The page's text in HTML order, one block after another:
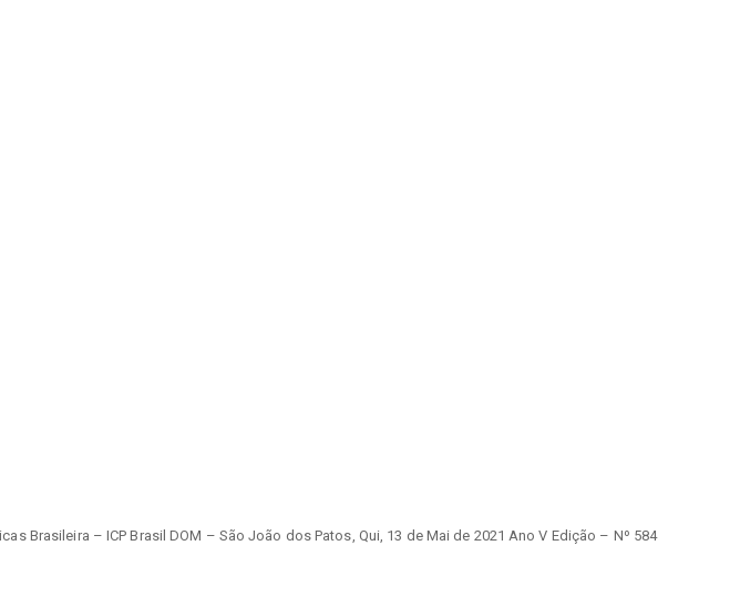
Brasileira – ICP Brasil DOM – São João dos Patos, Qui, 13 de Mai de 2021 Ano V Edição – Nº 584